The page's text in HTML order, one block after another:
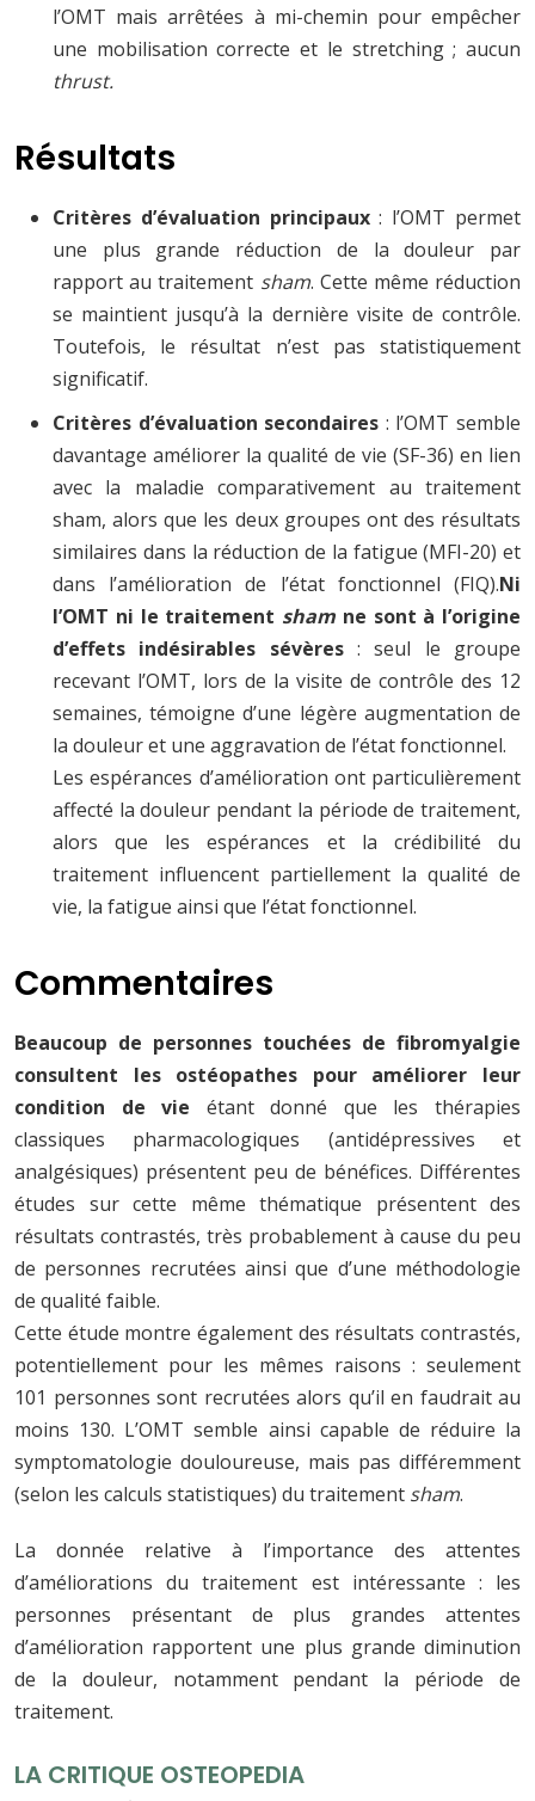
l’OMT mais arrêtées à mi-chemin pour empêcher
une mobilisation correcte et le stretching ; aucun
thrust.
Résultats
Critères d’évaluation principaux: l’OMT permet
une plus grande réduction de la douleur par
rapport au traitement sham. Cette même réduction
se maintient jusqu’à la dernière visite de contrôle.
Toutefois, le résultat n’est pas statistiquement
significatif.
Critères d’évaluation secondaires : l’OMT semble
davantage améliorer la qualité de vie (SF-36) en lien
avec la maladie comparativement au traitement
sham, alors que les deux groupes ont des résultats
similaires dans la réduction de la fatigue (MFI-20) et
dans l’amélioration de l’état fonctionnel (FIQ).Ni
l’OMT ni le traitement sham ne sont à l’origine
d’effets indésirables sévères: seul le groupe
recevant l’OMT, lors de la visite de contrôle des 12
semaines, témoigne d’une légère augmentation de
la douleur et une aggravation de l’état fonctionnel.
Les espérances d’amélioration ont particulièrement
affecté la douleur pendant la période de traitement,
alors que les espérances et la crédibilité du
traitement influencent partiellement la qualité de
vie, la fatigue ainsi que l’état fonctionnel.
Commentaires
Beaucoup de personnes touchées de fibromyalgie
consultent les ostéopathes pour améliorer leur
condition de vie étant donné que les thérapies
classiques pharmacologiques (antidépressives et
analgésiques) présentent peu de bénéfices. Différentes
études sur cette même thématique présentent des
résultats contrastés, très probablement à cause du peu
de personnes recrutées ainsi que d’une méthodologie
de qualité faible.
Cette étude montre également des résultats contrastés,
potentiellement pour les mêmes raisons : seulement
101 personnes sont recrutées alors qu’il en faudrait au
moins 130. L’OMT semble ainsi capable de réduire la
symptomatologie douloureuse, mais pas différemment
(selon les calculs statistiques) du traitement sham.
La donnée relative à l’importance des attentes
d’améliorations du traitement est intéressante : les
personnes présentant de plus grandes attentes
d’amélioration rapportent une plus grande diminution
de la douleur, notamment pendant la période de
traitement.
LA CRITIQUE OSTEOPEDIA